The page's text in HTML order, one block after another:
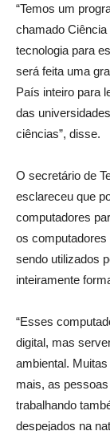
“Temos um
chamado
tecnologia para
será feita uma
País inteiro para
das
ciências”, disse.
O secretário de
esclareceu que
computadores
os computadores
sendo utilizados
inteiramente
“Esses
digital, mas
ambiental.
mais, as
trabalhando
despejados na